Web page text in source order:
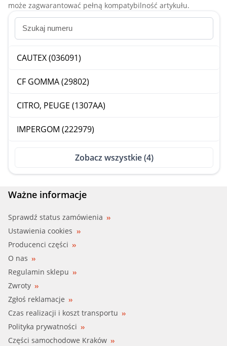
może zagwarantować pełną kompatybilność artykułu.
CAUTEX (036091)
CF GOMMA (29802)
CITRO, PEUGE (1307AA)
IMPERGOM (222979)
Zobacz wszystkie (4)
Ważne informacje
Sprawdź status zamówienia
Ustawienia cookies
Producenci części
O nas
Regulamin sklepu
Zwroty
Zgłoś reklamacje
Czas realizacji i koszt transportu
Polityka prywatności
Części samochodowe Kraków